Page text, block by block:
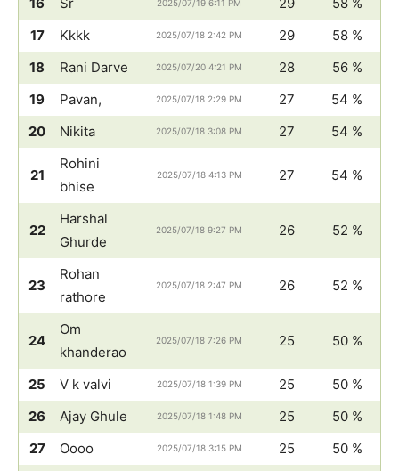
2025/07/19 6:11 PM
17
Kkkk 2025/07/18 2:42 PM 29
58 %
18
Rani Darve 2025/07/20 4:21 PM 28
56 %
19
Pavan, 2025/07/18 2:29 PM 27
54 %
20
Nikita 2025/07/18 3:08 PM 27 54 %
21
Rohini
bhise
2025/07/18 4:13 PM 27 54 %
22
Harshal
Ghurde
2025/07/18 9:27 PM 26 52 %
23
Rohan
rathore
2025/07/18 2:47 PM 26 52 %
24
Om
khanderao
2025/07/18 7:26 PM 25 50 %
25 V k valvi 2025/07/18 1:39 PM 25
50 %
26
Ajay Ghule 2025/07/18 1:48 PM 25
50 %
27
Oooo 2025/07/18 3:15 PM 25 50 %